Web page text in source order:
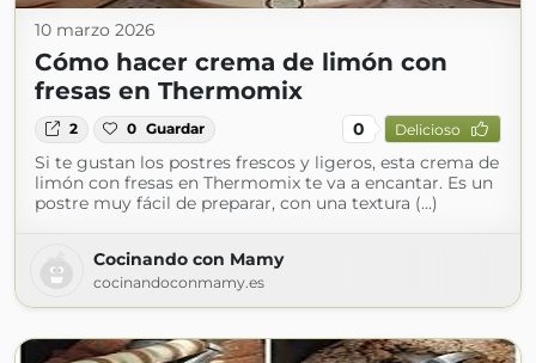
10 marzo 2026
Cómo hacer crema de limón con
fresas en Thermomix
2 0 Guardar 0 Delicioso
Si te gustan los postres frescos y ligeros, esta crema de
limón con fresas en Thermomix te va a encantar. Es un
postre muy fácil de preparar, con una textura (...)
Cocinando con Mamy
cocinandoconmamy.es